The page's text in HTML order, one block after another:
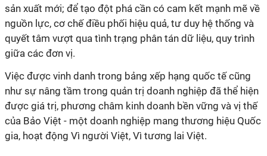
sản xuất mới; để tạo đột phá cần có cam kết mạnh mẽ về
nguồn lực, cơ chế điều phối hiệu quả, tư duy hệ thống và
quyết tâm vượt qua tình trạng phân tán dữ liệu, quy trình
giữa các đơn vị.
Việc được vinh danh trong bảng xếp hạng quốc tế cũng
như sự nâng tầm trong quản trị doanh nghiệp đã thể hiện
được giá trị, phương châm kinh doanh bền vững và vị thế
của Bảo Việt - một doanh nghiệp mang thương hiệu Quốc
gia, hoạt động Vì người Việt, Vì tương lai Việt.